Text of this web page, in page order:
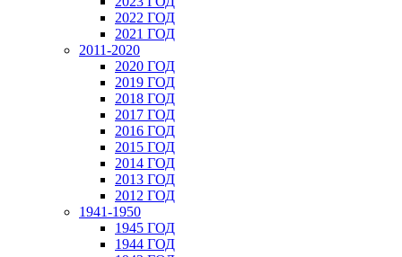
2022 ГОД
2021 ГОД
2011-2020
2020 ГОД
2019 ГОД
2018 ГОД
2017 ГОД
2016 ГОД
2015 ГОД
2014 ГОД
2013 ГОД
2012 ГОД
1941-1950
1945 ГОД
1944 ГОД